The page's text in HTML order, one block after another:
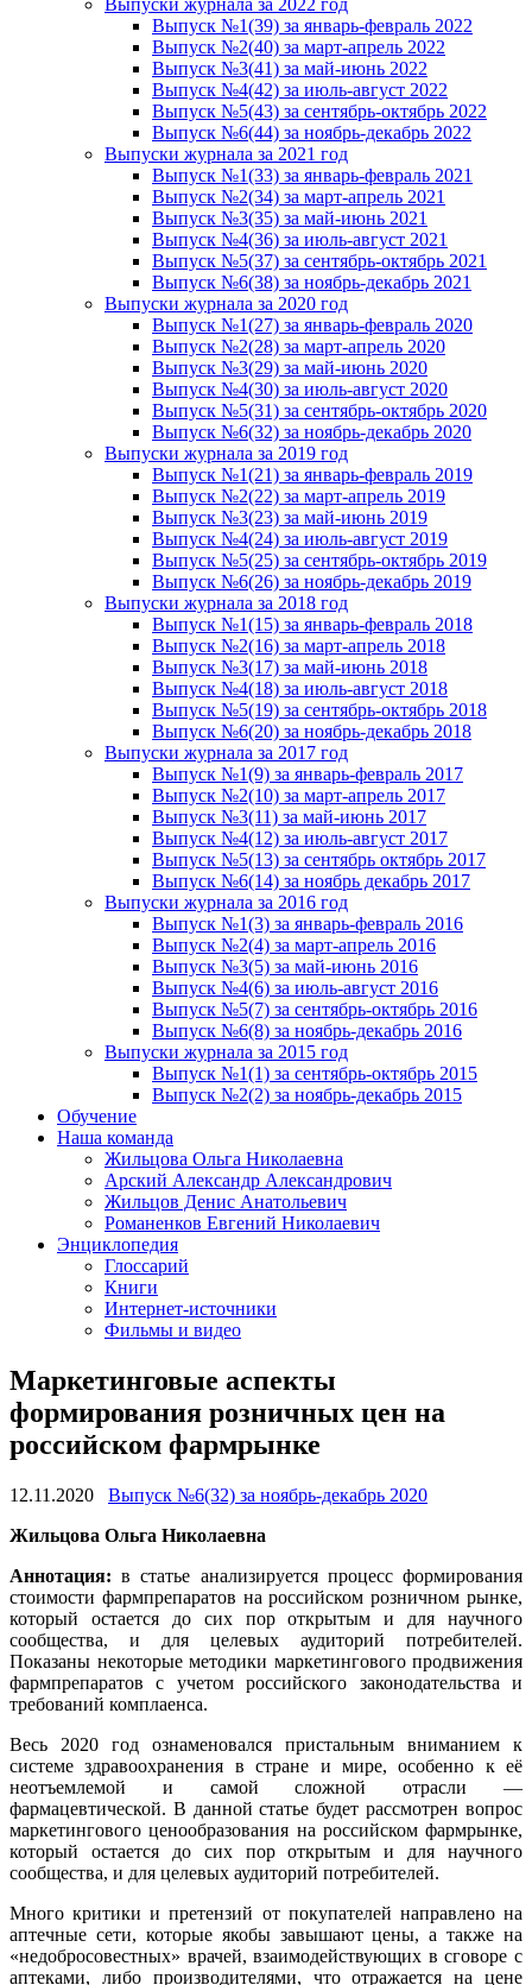
Выпуск №1(39) за январь-февраль 2022
Выпуск №2(40) за март-апрель 2022
Выпуск №3(41) за май-июнь 2022
Выпуск №4(42) за июль-август 2022
Выпуск №5(43) за сентябрь-октябрь 2022
Выпуск №6(44) за ноябрь-декабрь 2022
Выпуски журнала за 2021 год
Выпуск №1(33) за январь-февраль 2021
Выпуск №2(34) за март-апрель 2021
Выпуск №3(35) за май-июнь 2021
Выпуск №4(36) за июль-август 2021
Выпуск №5(37) за сентябрь-октябрь 2021
Выпуск №6(38) за ноябрь-декабрь 2021
Выпуски журнала за 2020 год
Выпуск №1(27) за январь-февраль 2020
Выпуск №2(28) за март-апрель 2020
Выпуск №3(29) за май-июнь 2020
Выпуск №4(30) за июль-август 2020
Выпуск №5(31) за сентябрь-октябрь 2020
Выпуск №6(32) за ноябрь-декабрь 2020
Выпуски журнала за 2019 год
Выпуск №1(21) за январь-февраль 2019
Выпуск №2(22) за март-апрель 2019
Выпуск №3(23) за май-июнь 2019
Выпуск №4(24) за июль-август 2019
Выпуск №5(25) за сентябрь-октябрь 2019
Выпуск №6(26) за ноябрь-декабрь 2019
Выпуски журнала за 2018 год
Выпуск №1(15) за январь-февраль 2018
Выпуск №2(16) за март-апрель 2018
Выпуск №3(17) за май-июнь 2018
Выпуск №4(18) за июль-август 2018
Выпуск №5(19) за сентябрь-октябрь 2018
Выпуск №6(20) за ноябрь-декабрь 2018
Выпуски журнала за 2017 год
Выпуск №1(9) за январь-февраль 2017
Выпуск №2(10) за март-апрель 2017
Выпуск №3(11) за май-июнь 2017
Выпуск №4(12) за июль-август 2017
Выпуск №5(13) за сентябрь октябрь 2017
Выпуск №6(14) за ноябрь декабрь 2017
Выпуски журнала за 2016 год
Выпуск №1(3) за январь-февраль 2016
Выпуск №2(4) за март-апрель 2016
Выпуск №3(5) за май-июнь 2016
Выпуск №4(6) за июль-август 2016
Выпуск №5(7) за сентябрь-октябрь 2016
Выпуск №6(8) за ноябрь-декабрь 2016
Выпуски журнала за 2015 год
Выпуск №1(1) за сентябрь-октябрь 2015
Выпуск №2(2) за ноябрь-декабрь 2015
Обучение
Наша команда
Жильцова Ольга Николаевна
Арский Александр Александрович
Жильцов Денис Анатольевич
Романенков Евгений Николаевич
Энциклопедия
Глоссарий
Книги
Интернет-источники
Фильмы и видео
Маркетинговые аспекты
формирования розничных цен на
российском фармрынке
12.11.2020
Выпуск №6(32) за ноябрь-декабрь 2020
Жильцова Ольга Николаевна
Аннотация: в статье анализируется процесс формирования
стоимости фармпрепаратов на российском розничном рынке,
который остается до сих пор открытым и для научного
сообщества, и для целевых аудиторий потребителей.
Показаны некоторые методики маркетингового продвижения
фармпрепаратов с учетом российского законодательства и
требований комплаенса.
Весь 2020 год ознаменовался пристальным вниманием к
системе здравоохранения в стране и мире, особенно к её
неотъемлемой и самой сложной отрасли —
фармацевтической. В данной статье будет рассмотрен вопрос
маркетингового ценообразования на российском фармрынке,
который остается до сих пор открытым и для научного
сообщества, и для целевых аудиторий потребителей.
Много критики и претензий от покупателей направлено на
аптечные сети, которые якобы завышают цены, а также на
«недобросовестных» врачей, взаимодействующих в сговоре с
аптеками, либо производителями, что отражается на цене